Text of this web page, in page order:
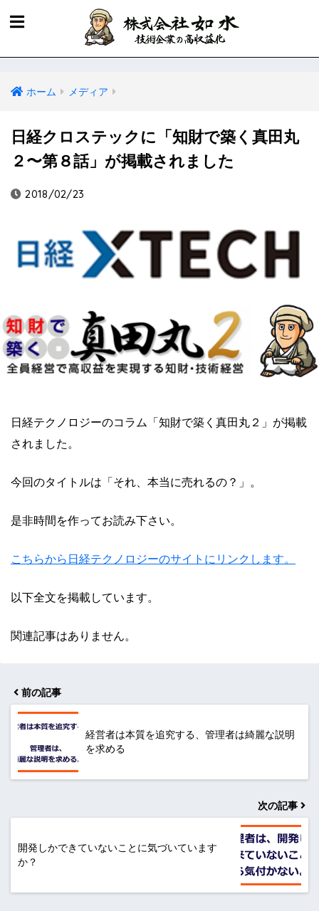
ホーム メディア
日経クロステックに「知財で築く真田丸
２〜第８話」が掲載されました
2018/02/23
日経テクノロジーのコラム「知財で築く真田丸２」が掲載
されました。
今回のタイトルは「それ、本当に売れるの？」。
是非時間を作ってお読み下さい。
こちらから日経テクノロジーのサイトにリンクします。
以下全文を掲載しています。
関連記事はありません。
前の記事
経営者は本質を追究する、管理者は綺麗な説明
を求める
次の記事
開発しかできていないことに気づいています
か？